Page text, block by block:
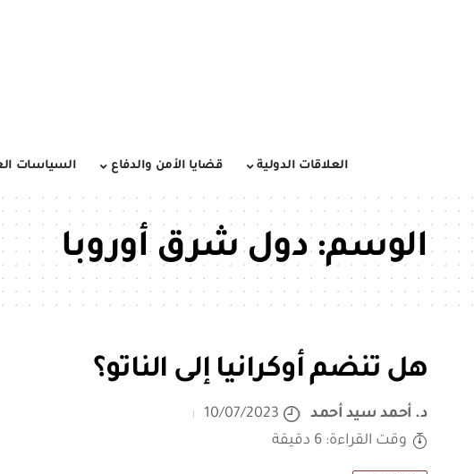
العلاقات الدولية قضايا الأمن والدفاع السياسات
الوسم:دول شرق أوروبا
هل تنضم أوكرانيا إلى الناتو؟
د. أحمد سيد أحمد
10/07/2023
وقت القراءة: 6 دقيقة